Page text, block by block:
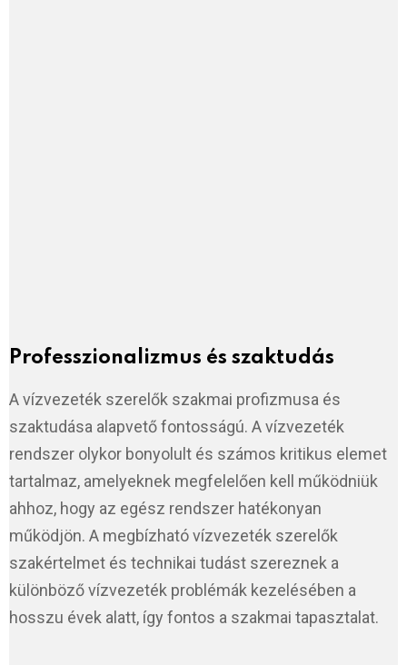
Professzionalizmus és szaktudás
A vízvezeték szerelők szakmai profizmusa és
szaktudása alapvető fontosságú. A vízvezeték
rendszer olykor bonyolult és számos kritikus elemet
tartalmaz, amelyeknek megfelelően kell működniük
ahhoz, hogy az egész rendszer hatékonyan
működjön. A megbízható vízvezeték szerelők
szakértelmet és technikai tudást szereznek a
különböző vízvezeték problémák kezelésében a
hosszu évek alatt, így fontos a szakmai tapasztalat.